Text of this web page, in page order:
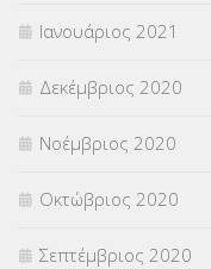
Ιανουάριος 2021
Δεκέμβριος 2020
Νοέμβριος 2020
Οκτώβριος 2020
Σεπτέμβριος 2020